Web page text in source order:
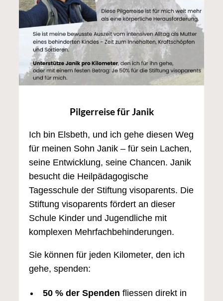
Pilgerreise für Janik
Ich bin Elsbeth, und ich gehe diesen Weg
für meinen Sohn Janik – für sein Lachen,
seine Entwicklung, seine Chancen. Janik
besucht die Heilpädagogische
Tagesschule der Stiftung visoparents. Die
Stiftung visoparents fördert an dieser
Schule Kinder und Jugendliche mit
komplexen Mehrfachbehinderungen.
Sie können für jeden Kilometer, den ich
gehe, spenden:
50 % der Spenden fliessen direkt in